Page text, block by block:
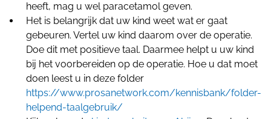
heeft, mag u wel paracetamol geven.
Het is belangrijk dat uw kind weet wat er gaat
gebeuren. Vertel uw kind daarom over de operatie.
Doe dit met positieve taal. Daarmee helpt u uw kind
bij het voorbereiden op de operatie. Hoe u dat moet
doen leest u in deze folder
https://www.prosanetwork.com/kennisbank/folder-
helpend-taalgebruik/